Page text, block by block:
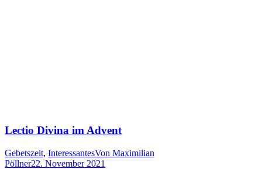
Lectio Divina im Advent
Gebetszeit, InteressantesVon Maximilian
Pöllner22. November 2021